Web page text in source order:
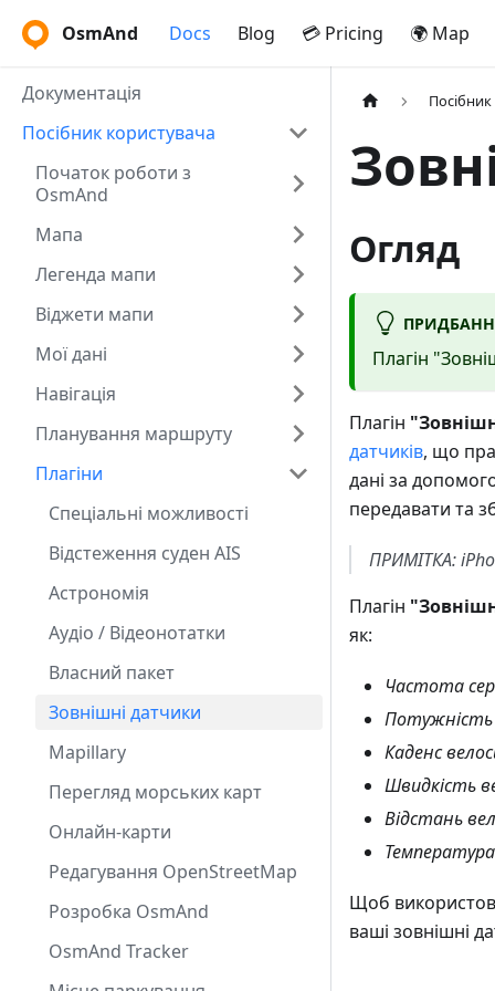
OsmAnd Docs Blog 💳 Pricing 🌍 Map
Документація
Посібник користувача
Початок роботи з
OsmAnd
Мапа
Легенда мапи
Віджети мапи
Мої дані
Навігація
Планування маршруту
Плагіни
Спеціальні можливості
Відстеження суден AIS
Астрономія
Аудіо / Відеонотатки
Власний пакет
Зовнішні датчики
Mapillary
Перегляд морських карт
Онлайн-карти
Редагування OpenStreetMap
Розробка OsmAnd
OsmAnd Tracker
Огляд
Плагін
Плагін
датчиків, що
дані за
передавати та
ПРИМІТКА:
Плагін
як:
Частота
Потужність
Каденс
Швидкість
Відстань
Температура
Щоб
ваші зовнішні